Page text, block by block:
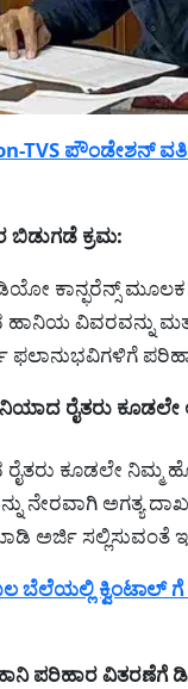
TVS ಪೌಂಡೇಶನ್
ಬಿಡುಗಡೆ ಕ್ರಮ:
ಕಾನ್ಫರೆನ್ಸ್
ವಿವರವನ್ನು ಮತ್ತು
ಫಲಾನುಭವಿಗಳಿಗೆ
ರೈತರು ಕೂಡಲೇ
ಕೂಡಲೇ ನಿಮ್ಮ
ನೇರವಾಗಿ ಅಗತ್ಯ
ಅರ್ಜಿ ಸಲ್ಲಿಸುವಂತೆ
ಬೆಲೆಯಲ್ಲಿ ಕ್ವಿಂಟಾಲ್
ಪರಿಹಾರ ವಿತರಣೆಗೆ